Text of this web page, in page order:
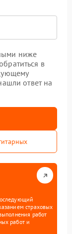
ниже
в
ответ на
страховых
работ
работ и